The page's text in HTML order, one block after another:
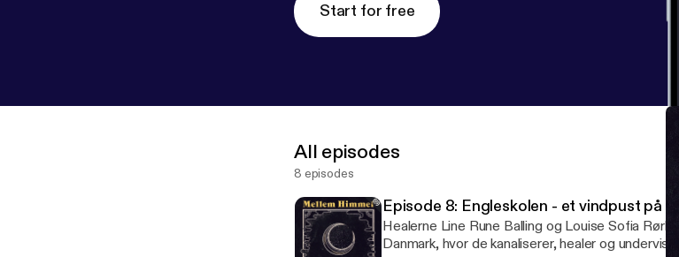
Start for free
All episodes
8 episodes
Episode 8: Engleskolen - et vindpust på
Healerne Line Rune Balling og Louise Sofia
Danmark, hvor de kanaliserer, healer og